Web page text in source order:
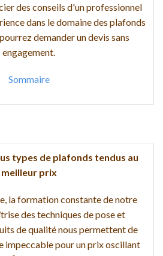
des conseils d'un professionnel
dans le domaine des plafonds
demander un devis sans
engagement.
Sommaire
types de plafonds tendus au
meilleur prix
la formation constante de notre
des techniques de pose et
de qualité nous permettent de
impeccable pour un prix oscillant